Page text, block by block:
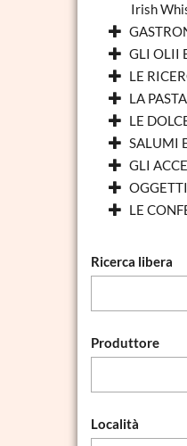
Irish
GLI OLII
LE
LA
LE
SALUMI
GLI
LE
Ricerca libera
Produttore
Località